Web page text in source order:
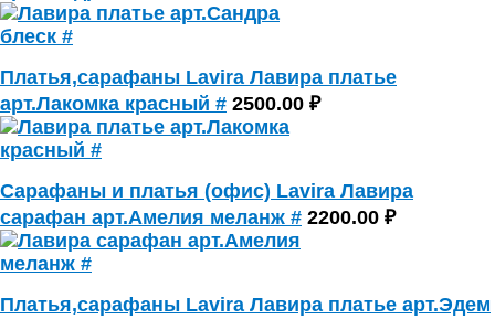
Платья,сарафаны Lavira Лавира платье
арт.Лакомка красный # 2500.00 ₽
Сарафаны и платья (офис) Lavira Лавира
сарафан арт.Амелия меланж # 2200.00 ₽
Платья,сарафаны Lavira Лавира платье арт.Эдем